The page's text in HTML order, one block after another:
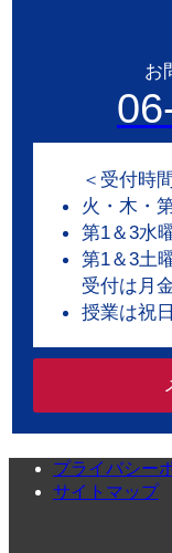
お
＜受付時
火・木・
第1＆3水
第1＆3土
受付は月
授業は祝
プライバシー
サイトマップ